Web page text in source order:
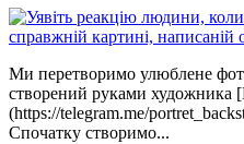
Ми перетворимо улюблене
створений руками художника
(https://telegram.me/
Спочатку створимо...